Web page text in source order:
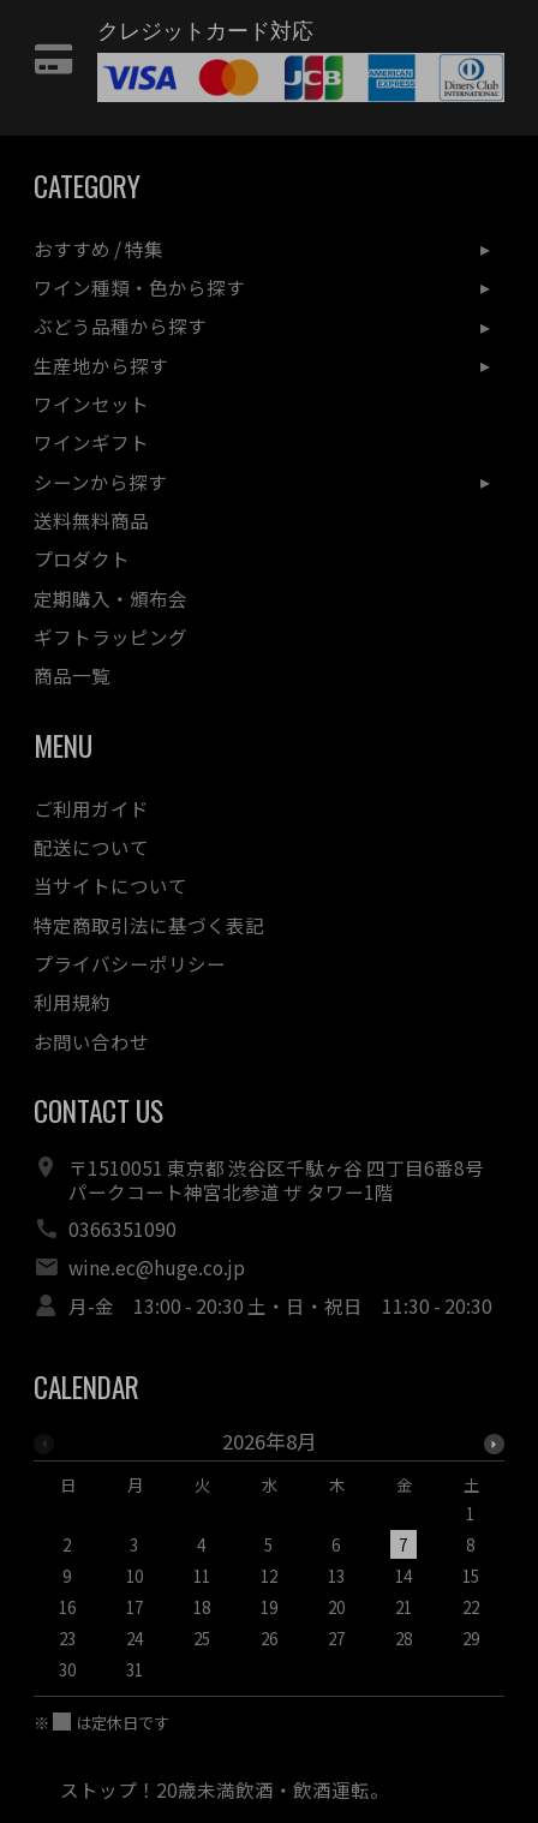
クレジットカード対応
CATEGORY
おすすめ / 特集
ワイン種類・色から探す
ぶどう品種から探す
生産地から探す
ワインセット
ワインギフト
シーンから探す
送料無料商品
プロダクト
定期購入・頒布会
ギフトラッピング
商品一覧
MENU
ご利用ガイド
配送について
当サイトについて
特定商取引法に基づく表記
プライバシーポリシー
利用規約
お問い合わせ
CONTACT US
〒1510051 東京都 渋谷区千駄ヶ谷 四丁目6番8号
パークコート神宮北参道 ザ タワー1階
0366351090
wine.ec@huge.co.jp
月-金 13:00 - 20:30 土・日・祝日 11:30 - 20:30
CALENDAR
2026年8月
日 月 火 水 木 金
土
1
2
3 4 5 6 7
8
9
10 11 12 13 14
15
16
17 18 19 20 21
22
23
24 25 26 27 28
29
30
31
※ は定休日です
ストップ！20歳未満飲酒・飲酒運転。